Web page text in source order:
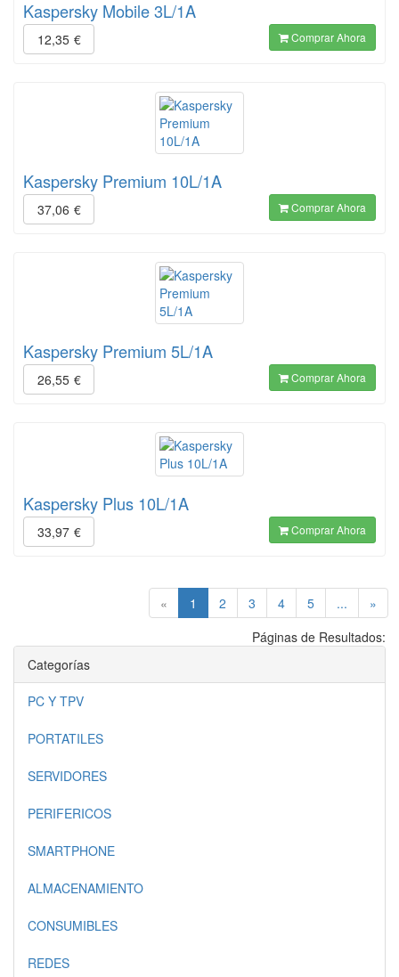
Kaspersky Mobile 3L/1A
12,35 € Comprar Ahora
Kaspersky Premium 10L/1A
37,06 € Comprar Ahora
Kaspersky Premium 5L/1A
26,55 € Comprar Ahora
Kaspersky Plus 10L/1A
33,97 € Comprar Ahora
« 1 (current)
2 3 4 5 ...
»
Páginas de Resultados:
Categorías
PC Y TPV
PORTATILES
SERVIDORES
PERIFERICOS
SMARTPHONE
ALMACENAMIENTO
CONSUMIBLES
REDES